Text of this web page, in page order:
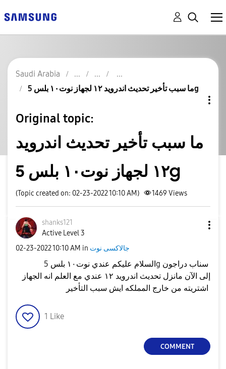
Saudi Arabia
ما سبب تأخير تحديث اندرويد ١٢ لجهاز نوت١٠ بلس 5g
Original topic:
ما سبب تأخير تحديث اندرويد
١٢ لجهاز نوت١٠ بلس 5g
(Topic created on: 02-23-2022 10:10 AM) 1469 Views
shanks121
Active Level 3
‎02-23-202210:10 AM in جالاكسى نوت
إلى الآن مانزل تحديث اندرويد ١٢ عندي مع العلم انه الجهاز
1 Like
COMMENT